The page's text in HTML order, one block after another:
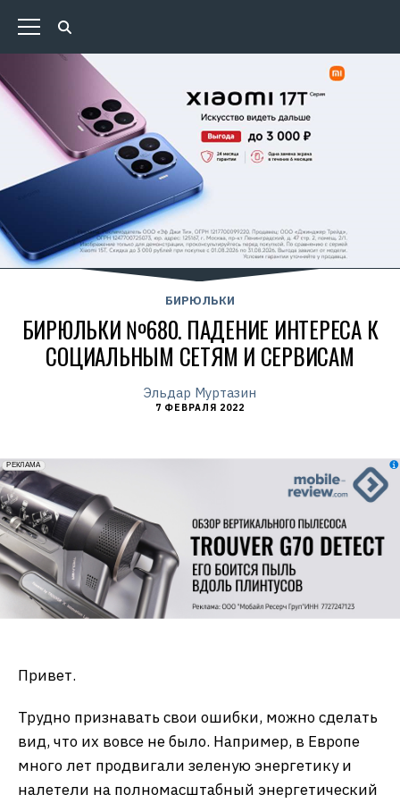
БИРЮЛЬКИ
БИРЮЛЬКИ №680. ПАДЕНИЕ ИНТЕРЕСА К
СОЦИАЛЬНЫМ СЕТЯМ И СЕРВИСАМ
Эльдар Муртазин
7 ФЕВРАЛЯ 2022
erid: 2VfnxxmNzs5
РЕКЛАМА
Привет.
Трудно признавать свои ошибки, можно сделать
вид, что их вовсе не было. Например, в Европе
много лет продвигали зеленую энергетику и
налетели на полномасштабный энергетический